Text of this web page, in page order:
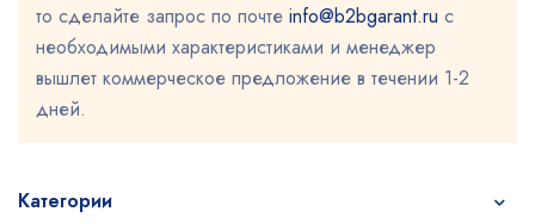
Категории
то сделайте запрос по почте info@b2bgarant.ru с
необходимыми характеристиками и менеджер
вышлет коммерческое предложение в течении 1-2
дней.